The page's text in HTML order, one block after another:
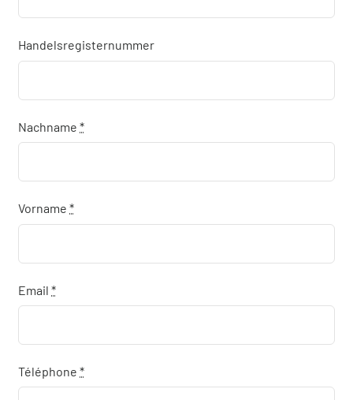
Kostenvoranschlag
Handelsregisternummer
Nachname*
Vorname*
Email*
Téléphone*